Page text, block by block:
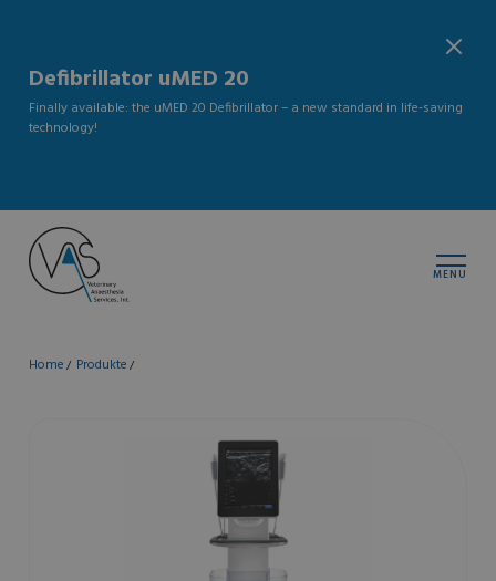
Defibrillator uMED 20
Finally available: the uMED 20 Defibrillator – a new standard in life-saving
technology!
MENU
Home Produkte